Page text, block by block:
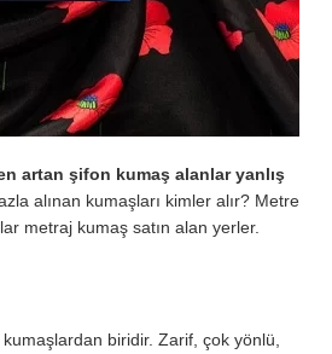
artan şifon kumaş alanlar yanlış
alınan kumaşları kimler alır? Metre
metraj kumaş satın alan yerler.
biridir. Zarif, çok yönlü,